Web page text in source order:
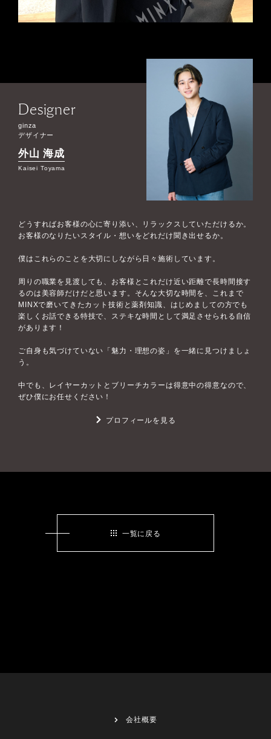
Designer
ginza
デザイナー
外山 海成
Kaisei Toyama
どうすればお客様の心に寄り添い、リラックスしていただけるか。
お客様のなりたいスタイル・想いをどれだけ聞き出せるか。
僕はこれらのことを大切にしながら日々施術しています。
周りの職業を見渡しても、お客様とこれだけ近い距離で長時間接す
るのは美容師だけだと思います。そんな大切な時間を、これまで
MINXで磨いてきたカット技術と薬剤知識、はじめましての方でも
楽しくお話できる特技で、ステキな時間として満足させられる自信
があります！
ご自身も気づけていない「魅力・理想の姿」を一緒に見つけましょ
う。
中でも、レイヤーカットとブリーチカラーは得意中の得意なので、
ぜひ僕にお任せください！
プロフィールを見る
一覧に戻る
会社概要